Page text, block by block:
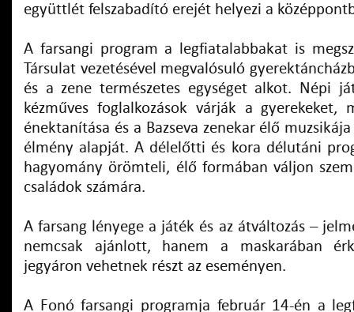
együttlét felszabadító erejét helyezi a
A farsangi program a legfiatalabbakat is
Társulat vezetésével megvalósuló
és a zene természetes egységet alkot. Népi
kézműves foglalkozások várják a gyerekeket,
énektanítása és a Bazseva zenekar élő
élmény alapját. A délelőtti és kora délutáni
hagyomány örömteli, élő formában váljon
családok számára.
A farsang lényege a játék és az átváltozás –
nemcsak ajánlott, hanem a maskarában
jegyáron vehetnek részt az eseményen.
A Fonó farsangi programja február 14-én a